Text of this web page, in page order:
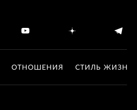
ОТНОШЕНИЯ СТИЛЬ ЖИЗНИ